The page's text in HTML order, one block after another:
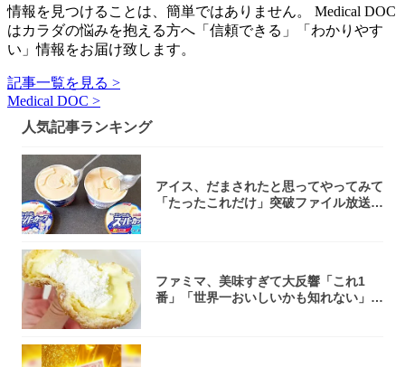
情報を見つけることは、簡単ではありません。 Medical DOC
はカラダの悩みを抱える方へ「信頼できる」「わかりやす
い」情報をお届け致します。
記事一覧を見る >
Medical DOC >
人気記事ランキング
アイス、だまされたと思ってやってみて
「たったこれだけ」突破ファイル放送で
ファミマ、美味すぎて大反響「これ1
番」「世界一おいしいかも知れない」